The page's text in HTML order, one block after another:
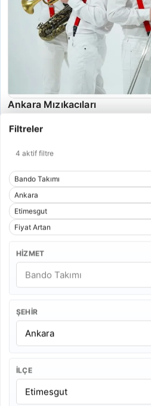
Filtreler
4 aktif filtre
Bando Takımı
Ankara
Etimesgut
Fiyat Artan
HIZMET
ŞEHIR
İLÇE
Ankara Mızıkacıları
55 Dakika
10.000 TL
Ankara Etimesgut Bando
Ankara Etimesgut Bando Takımı
8.500 TL'den başlamaktadır.
program süresine göre fiyatlar
çıkabilmektedir. Detaylı fiyat
inceleyebilirsiniz.